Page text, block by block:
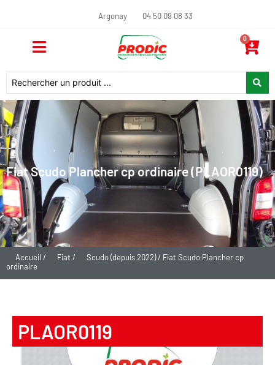
Argonay 04 50 09 08 33
0
Fiat Scudo Plancher cp ordinaire (PLAOR0119)
Accueil / Fiat / Scudo (depuis 2022)/ Fiat Scudo Plancher cp
ordinaire
PLAOR0119